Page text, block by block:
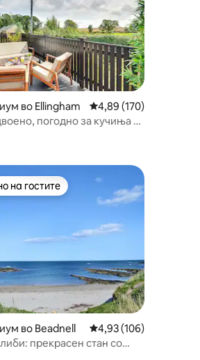
5, 107 рецензии
во Ellingham Просечна оцена: 4,89
4,89 (170)
погодно за кучиња за
381 рецензии
„Омилени на гостите“
на гостите
во Beadnell Просечна оцена: 4,93
4,93 (106)
прекрасен стан со